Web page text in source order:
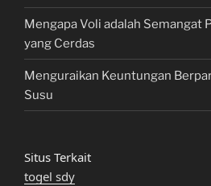
Mengapa Voli adalah Semangat
yang Cerdas
Menguraikan Keuntungan
Susu
Situs Terkait
togel sdy